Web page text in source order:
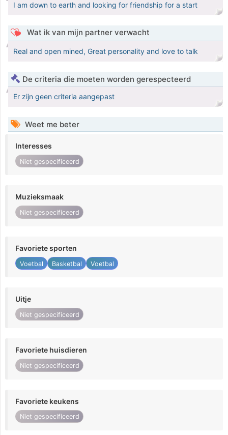
I am down to earth and looking for friendship for a start
Wat ik van mijn partner verwacht
Real and open mined, Great personality and love to talk
De criteria die moeten worden gerespecteerd
Er zijn geen criteria aangepast
Weet me beter
Interesses
Niet gespecificeerd
Muzieksmaak
Niet gespecificeerd
Favoriete sporten
Voetbal Basketbal Voetbal
Uitje
Niet gespecificeerd
Favoriete huisdieren
Niet gespecificeerd
Favoriete keukens
Niet gespecificeerd